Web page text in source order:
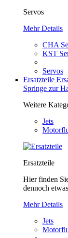
Servos
Mehr Details
CHA
KST
Servos
Ersatzteile
Springe zur
Weitere
Jets
Ersatzteile
Hier finden
dennoch
Mehr Details
Jets